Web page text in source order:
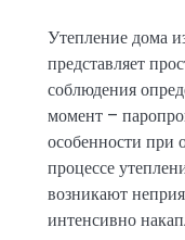
Утепление дома
представляет
соблюдения
момент –
особенности при
процессе
возникают
интенсивно